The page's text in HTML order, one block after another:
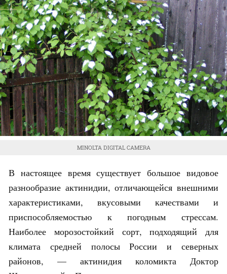
MINOLTA DIGITAL CAMERA
В настоящее время существует большое видовое
разнообразие актинидии, отличающейся внешними
характеристиками, вкусовыми качествами и
приспособляемостью к погодным стрессам.
Наиболее морозостойкий сорт, подходящий для
климата средней полосы России и северных
районов, — актинидия коломикта Доктор